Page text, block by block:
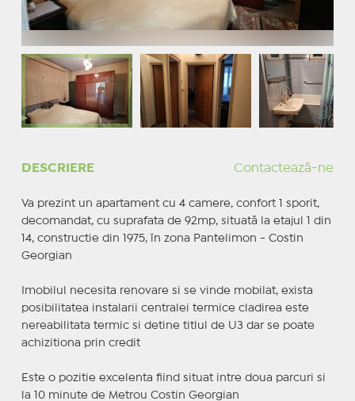
DESCRIERE Contactează-ne
Va prezint un apartament cu 4 camere, confort 1 sporit,
decomandat, cu suprafata de 92mp, situată la etajul 1 din
14, constructie din 1975, în zona Pantelimon - Costin
Georgian
Imobilul necesita renovare si se vinde mobilat, exista
posibilitatea instalarii centralei termice cladirea este
nereabilitata termic si detine titlul de U3 dar se poate
achizitiona prin credit
Este o pozitie excelenta fiind situat intre doua parcuri si
la 10 minute de Metrou Costin Georgian